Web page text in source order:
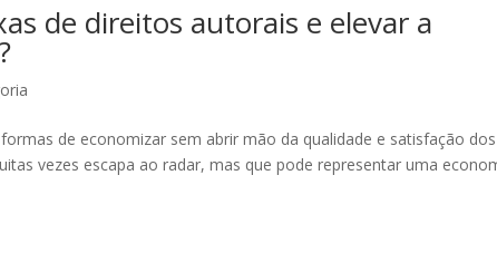
de direitos autorais e elevar a
de economizar sem abrir mão da qualidade e satisfação dos
vezes escapa ao radar, mas que pode representar uma